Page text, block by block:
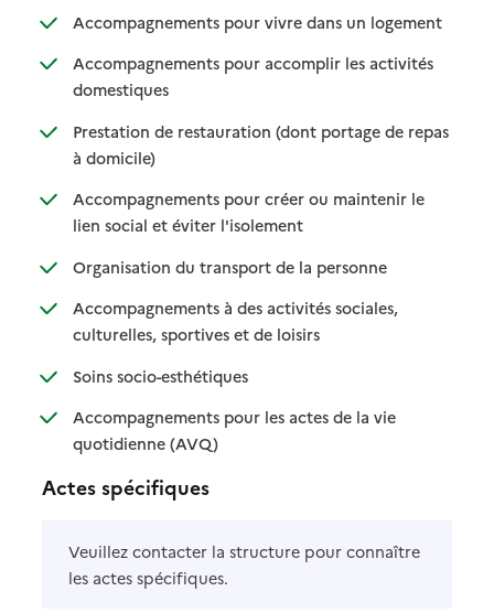
Accompagnements pour vivre dans un logement
:
: non
Accompagnements pour accomplir les activités
domestiques: disponible
: non disponible
Prestation de restauration (dont portage de repas
à domicile): disponible
: non disponible
Accompagnements pour créer ou maintenir le
lien social et éviter l'isolement: disponible
: non disponible
Organisation du transport de la personne: disponible
: non disponible
Accompagnements à des activités sociales,
culturelles, sportives et de loisirs: disponible
: non disponible
Soins socio-esthétiques: disponible
: non disponible
Accompagnements pour les actes de la vie
quotidienne (AVQ): disponible
: non disponible
Actes spécifiques
Veuillez contacter la structure pour connaître
les actes spécifiques.